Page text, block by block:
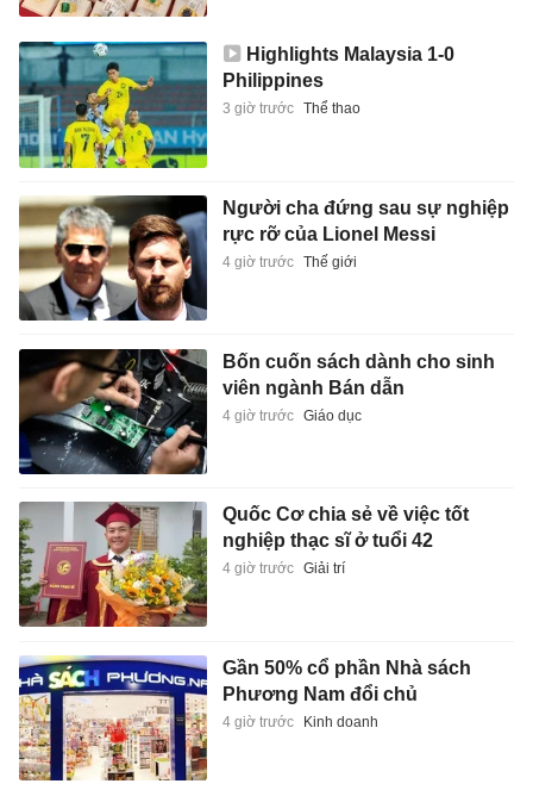
Highlights Malaysia 1-0
Philippines
3 giờ trước Thể thao
Người cha đứng sau sự nghiệp
rực rỡ của Lionel Messi
4 giờ trước Thế giới
Bốn cuốn sách dành cho sinh
viên ngành Bán dẫn
4 giờ trước Giáo dục
Quốc Cơ chia sẻ về việc tốt
nghiệp thạc sĩ ở tuổi 42
4 giờ trước Giải trí
Gần 50% cổ phần Nhà sách
Phương Nam đổi chủ
4 giờ trước Kinh doanh